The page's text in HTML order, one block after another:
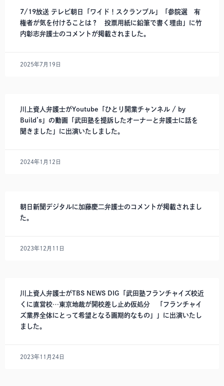
7/19放送 テレビ朝日「ワイド！スクランブル」「参院選 有
権者が気を付けることは？ 投票用紙に鉛筆で書く理由」に竹
内彰志弁護士のコメントが掲載されました。
2025年7月19日
川上資人弁護士がYoutube「ひとり開業チャンネル / by
Build’s」の動画「武田塾を提訴したオーナーと弁護士に話を
聞きました」に出演いたしました。
2024年1月12日
朝日新聞デジタルに加藤慶二弁護士のコメントが掲載されまし
た。
2023年12月11日
川上資人弁護士がTBS NEWS DIG「武田塾フランチャイズ校近
くに直営校…東京地裁が開校差し止め仮処分 「フランチャイ
ズ業界全体にとって希望となる画期的なもの」」に出演いたし
ました。
2023年11月24日